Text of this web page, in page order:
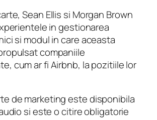
Sean Ellis si Morgan Brown
in gestionarea
si modul in care aceasta
companiile
cum ar fi Airbnb, la pozitiile lor
de marketing este disponibila
si este o citire obligatorie